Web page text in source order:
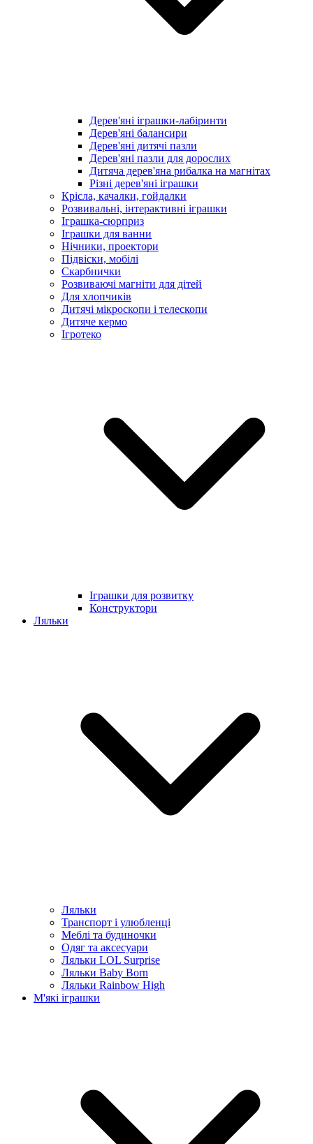
Дерев'яні іграшки-лабіринти
Дерев'яні балансири
Дерев'яні дитячі пазли
Дерев'яні пазли для дорослих
Дитяча дерев'яна рибалка на магнітах
Різні дерев'яні іграшки
Крісла, качалки, гойдалки
Розвивальні, інтерактивні іграшки
Іграшка-сюрприз
Іграшки для ванни
Нічники, проектори
Підвіски, мобілі
Скарбнички
Розвиваючі магніти для дітей
Для хлопчиків
Дитячі мікроскопи і телескопи
Дитяче кермо
Ігротеко
Іграшки для розвитку
Конструктори
Ляльки
Ляльки
Транспорт і улюбленці
Меблі та будиночки
Одяг та аксесуари
Ляльки LOL Surprise
Ляльки Baby Born
Ляльки Rainbow High
М'які іграшки